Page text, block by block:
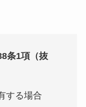
条1項（抜
する場合